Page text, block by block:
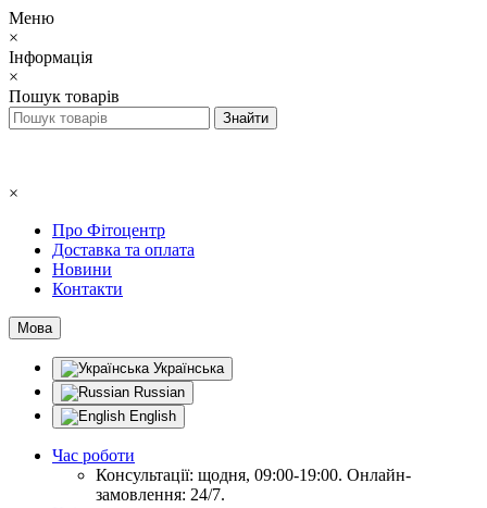
Меню
×
Інформація
×
Пошук товарів
×
Про Фітоцентр
Доставка та оплата
Новини
Контакти
Мова
Українська
Russian
English
Час роботи
Консультації: щодня, 09:00-19:00. Онлайн-
замовлення: 24/7.